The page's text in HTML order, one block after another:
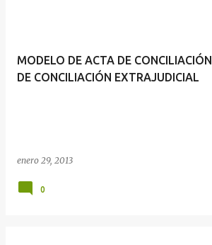
MODELO DE ACTA DE
DE CONCILIACIÓN EXTRAJUDICIAL
enero 29, 2013
0